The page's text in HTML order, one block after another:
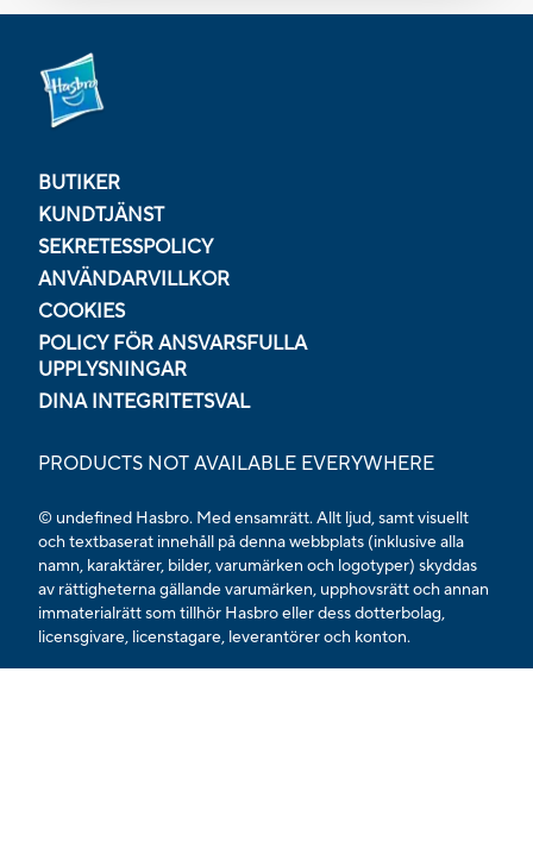
BUTIKER
KUNDTJÄNST
SEKRETESSPOLICY
ANVÄNDARVILLKOR
COOKIES
POLICY FÖR ANSVARSFULLA
UPPLYSNINGAR
DINA INTEGRITETSVAL
PRODUCTS NOT AVAILABLE EVERYWHERE
© undefined Hasbro. Med ensamrätt. Allt ljud, samt visuellt
och textbaserat innehåll på denna webbplats (inklusive alla
namn, karaktärer, bilder, varumärken och logotyper) skyddas
av rättigheterna gällande varumärken, upphovsrätt och annan
immaterialrätt som tillhör Hasbro eller dess dotterbolag,
licensgivare, licenstagare, leverantörer och konton.